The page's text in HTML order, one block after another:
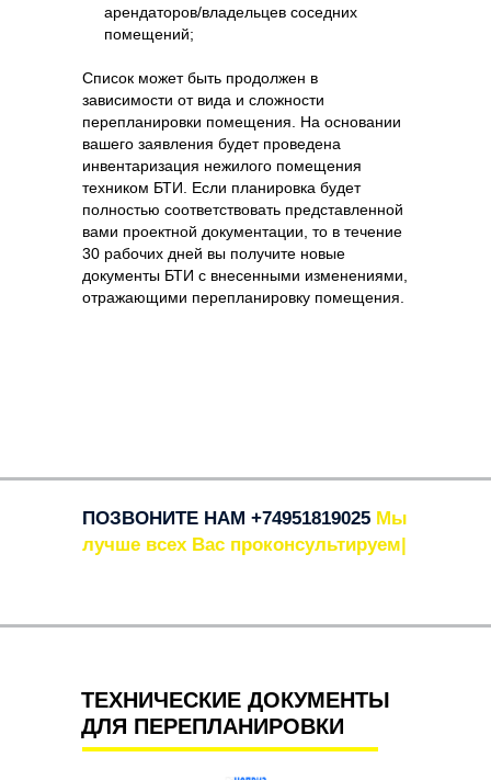
арендаторов/владельцев соседних
помещений;
Список может быть продолжен в
зависимости от вида и сложности
перепланировки помещения. На основании
вашего заявления будет проведена
инвентаризация нежилого помещения
техником БТИ. Если планировка будет
полностью соответствовать представленной
вами проектной документации, то в течение
30 рабочих дней вы получите новые
документы БТИ с внесенными изменениями,
отражающими перепланировку помещения.
ПОЗВОНИТЕ НАМ +74951819025 Мы
лучше вс|
ТЕХНИЧЕСКИЕ ДОКУМЕНТЫ
ДЛЯ ПЕРЕПЛАНИРОВКИ